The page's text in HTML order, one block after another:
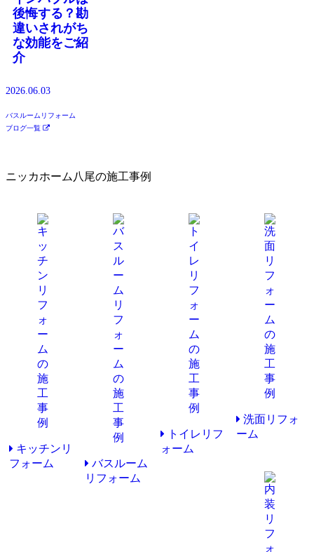
後悔する？勘
違いされがち
な効能をご紹
介
2026.06.03
バスルームリフォーム
ブログ一覧
ニッカホーム八尾の施工事例
キッチンリ
フォーム
バスルーム
リフォーム
トイレリフ
ォーム
洗面リフォ
ーム